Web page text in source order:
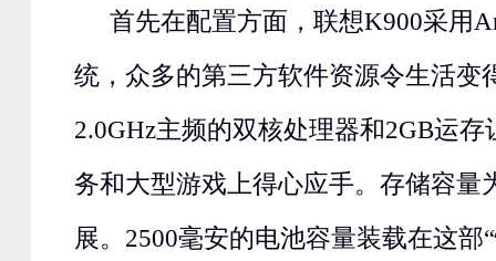
首先在配置方面，联想K900采用
统，众多的第三方软件资源令生活变
2.0GHz主频的双核处理器和2GB运
务和大型游戏上得心应手。存储容量
展。2500毫安的电池容量装载在这部